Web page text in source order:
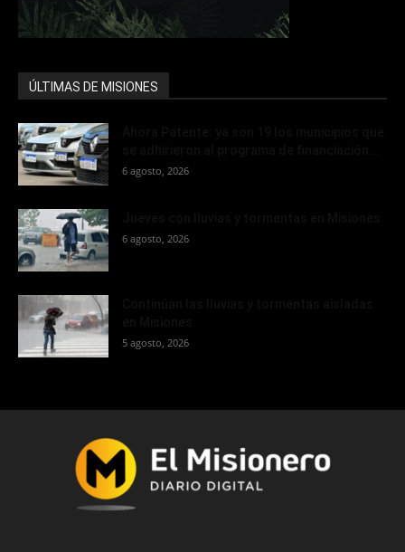
ÚLTIMAS DE MISIONES
6 agosto, 2026
6 agosto, 2026
5 agosto, 2026